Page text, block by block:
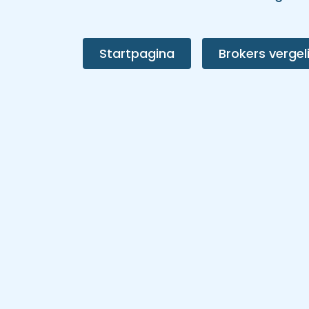
Startpagina Brokers